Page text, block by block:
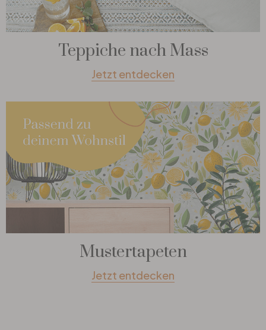
Teppiche nach Mass
Jetzt entdecken
Mustertapeten
Jetzt entdecken